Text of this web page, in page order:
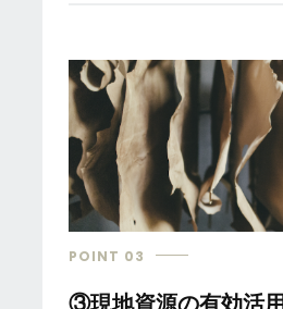
POINT 03
③現地資源の有効活用